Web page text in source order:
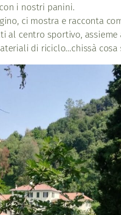
i nostri panini.
ci mostra e racconta
al centro sportivo,
di riciclo…chissà cosa